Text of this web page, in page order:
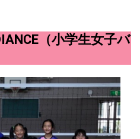
（小学生女子バ